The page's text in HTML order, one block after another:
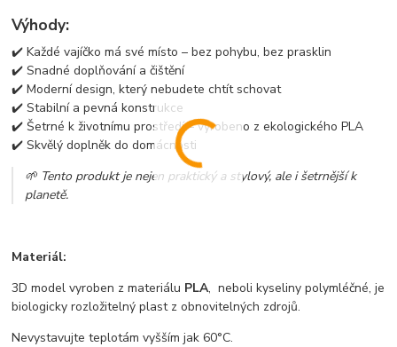
Výhody:
✔️ Každé vajíčko má své místo – bez pohybu, bez prasklin
✔️ Snadné doplňování a čištění
✔️ Moderní design, který nebudete chtít schovat
✔️ Stabilní a pevná konstrukce
✔️ Šetrné k životnímu prostředí – vyrobeno z ekologického PLA
✔️ Skvělý doplněk do domácnosti
🌱 Tento produkt je nejen praktický a stylový, ale i šetrnější k
planetě.
Materiál:
3D model vyroben z materiálu PLA, neboli kyseliny polymléčné, je
biologicky rozložitelný plast z obnovitelných zdrojů.
Nevystavujte teplotám vyšším jak 60°C.